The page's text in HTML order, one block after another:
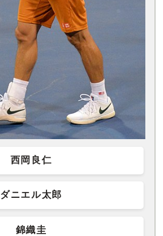
西岡良仁
ダニエル太郎
錦織圭